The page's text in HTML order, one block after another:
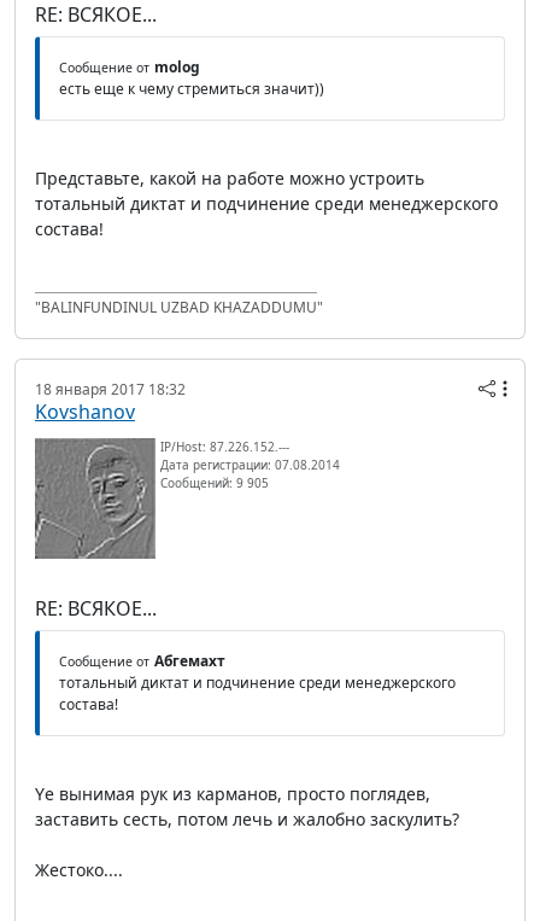
RE: ВСЯКОЕ...
Сообщение от molog
есть еще к чему стремиться значит))
Представьте, какой на работе можно устроить
тотальный диктат и подчинение среди менеджерского
состава!
"BALINFUNDINUL UZBAD KHAZADDUMU"
18 января 2017 18:32
Kovshanov
IP/Host: 87.226.152.---
Дата регистрации: 07.08.2014
Сообщений: 9 905
RE: ВСЯКОЕ...
Сообщение от Абгемахт
тотальный диктат и подчинение среди менеджерского
состава!
Yе вынимая рук из карманов, просто поглядев,
заставить сесть, потом лечь и жалобно заскулить?
Жестоко....